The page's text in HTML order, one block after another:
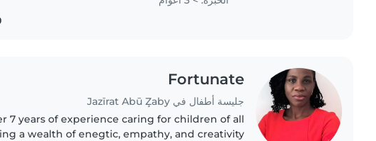
Fortunate
جليسة أطفال في Jazīrat Abū Z̧aby
7 years of experience caring for children of all
a wealth of enegtic, empathy, and creativity